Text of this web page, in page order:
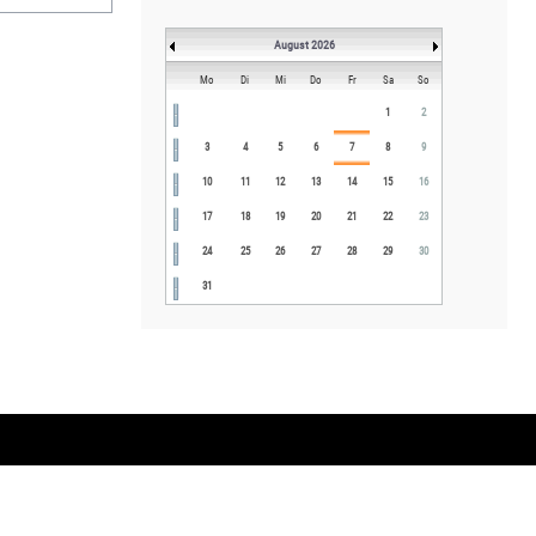
August 2026
Mo Di Mi Do Fr Sa So
1 2
3 4 5 6 7 8 9
10 11 12 13 14 15 16
17 18 19 20 21 22 23
24 25 26 27 28 29 30
31